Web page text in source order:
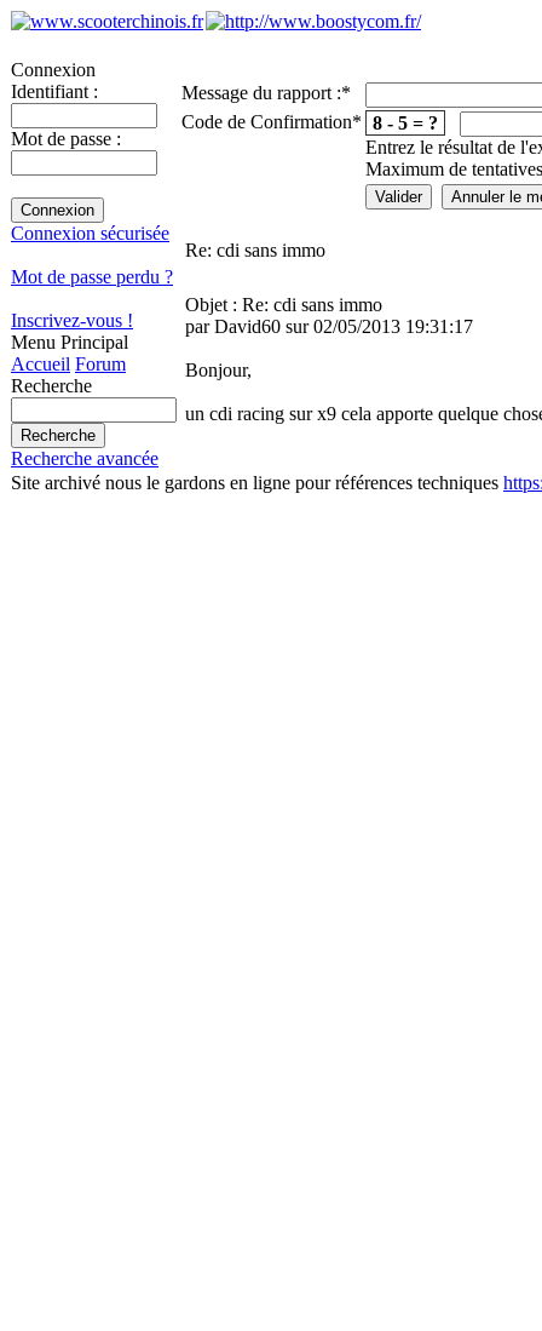
Connexion
Identifiant :
Mot de passe :
Connexion sécurisée
Mot de passe perdu ?
Inscrivez-vous !
Menu Principal
Accueil Forum
Recherche
Recherche avancée
Message du rapport :*
Code de Confirmation* 8 - 5 = ?
Entrez le résultat de
Maximum de
Re: cdi sans immo
Objet : Re: cdi sans immo
par David60 sur 02/05/2013 19:31:17
Bonjour,
un cdi racing sur x9 cela apporte quelque
Site archivé nous le gardons en ligne pour références techniques